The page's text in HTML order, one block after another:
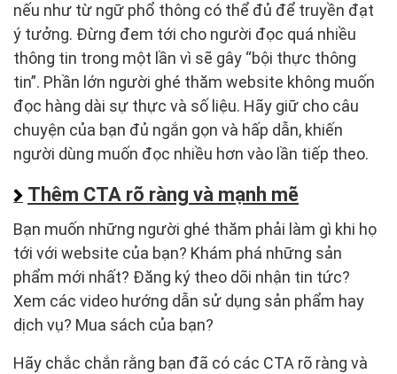
nếu như từ ngữ phổ thông có thể đủ để truyền đạt
ý tưởng. Đừng đem tới cho người đọc quá nhiều
thông tin trong một lần vì sẽ gây “bội thực thông
tin”. Phần lớn người ghé thăm website không muốn
đọc hàng dài sự thực và số liệu. Hãy giữ cho câu
chuyện của bạn đủ ngắn gọn và hấp dẫn, khiến
người dùng muốn đọc nhiều hơn vào lần tiếp theo.
Thêm CTA rõ ràng và mạnh mẽ
Bạn muốn những người ghé thăm phải làm gì khi họ
tới với website của bạn? Khám phá những sản
phẩm mới nhất? Đăng ký theo dõi nhận tin tức?
Xem các video hướng dẫn sử dụng sản phẩm hay
dịch vụ? Mua sách của bạn?
Hãy chắc chắn rằng bạn đã có các CTA rõ ràng và